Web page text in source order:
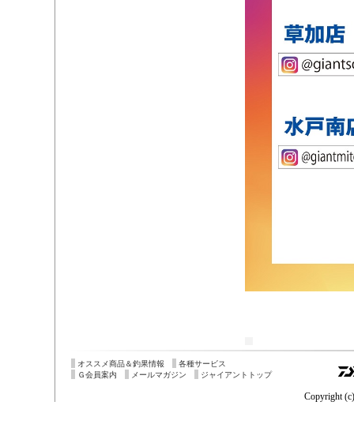
オススメ商品＆釣果情報
各種サービス
Ｇ会員案内
メールマガジン ジャイアントトップ
Copyright